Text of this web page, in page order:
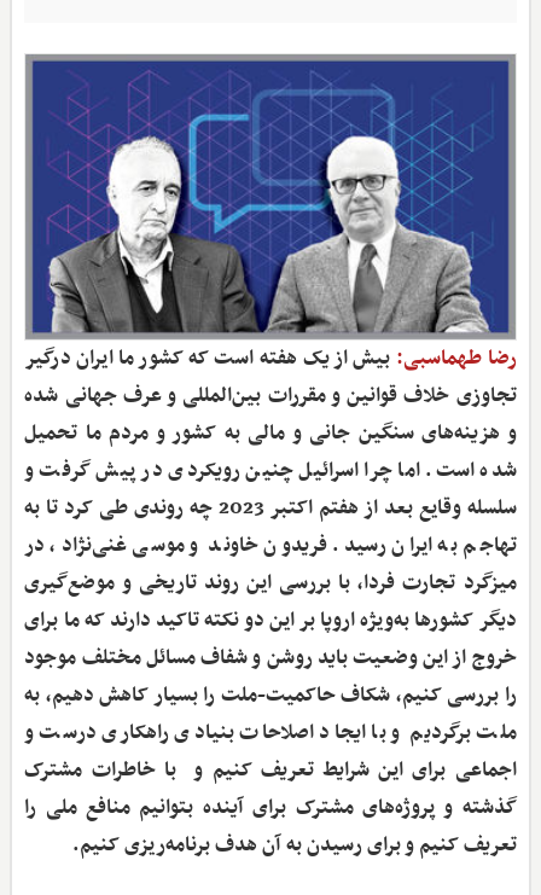
رضا طهماسبی: بیش از یک هفته است که کشور ما ایران درگیر
تجاوزی خلاف قوانین و مقررات بین‌المللی و عرف جهانی شده
و هزینه‌های سنگین جانی و مالی به کشور و مردم ما تحمیل
شده است. اما چرا اسرائیل چنین رویکردی در پیش گرفت و
سلسله وقایع بعد از هفتم اکتبر 2023 چه روندی طی کرد تا به
تهاجم به ایران رسید. فریدون خاوند و موسی غنی‌نژاد، در
میزگرد تجارت فردا، با بررسی این روند تاریخی و موضع‌گیری
دیگر کشورها به‌ویژه اروپا بر این دو نکته تاکید دارند که ما برای
خروج از این وضعیت باید روشن و شفاف مسائل مختلف موجود
را بررسی کنیم، شکاف حاکمیت-ملت را بسیار کاهش دهیم، به
ملت برگردیم و با ایجاد اصلاحات بنیادی راهکاری درست و
اجماعی برای این شرایط تعریف کنیم و با خاطرات مشترک
گذشته و پروژه‌های مشترک برای آینده بتوانیم منافع ملی را
تعریف کنیم و برای رسیدن به آن هدف برنامه‌ریزی کنیم.